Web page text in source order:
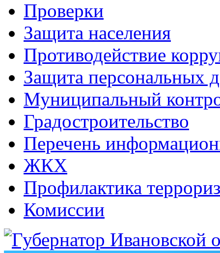
Проверки
Защита населения
Противодействие
Защита персональных
Муниципальный
Градостроительство
Перечень
ЖКХ
Профилактика
Комиссии